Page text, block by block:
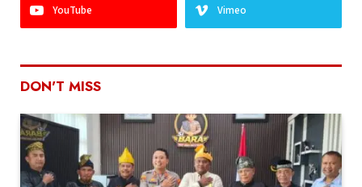
YouTube Vimeo
DON'T MISS